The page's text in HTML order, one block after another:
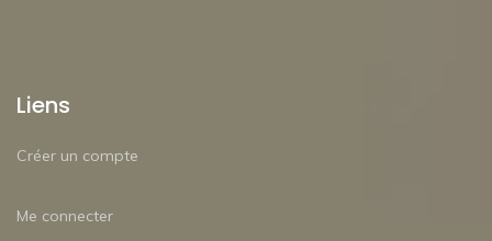
Liens
Créer un compte
Me connecter